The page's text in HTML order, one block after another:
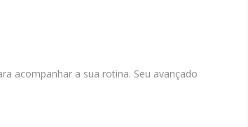
acompanhar a sua rotina. Seu avançado